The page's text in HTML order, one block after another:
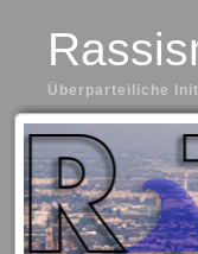
Überparteiliche